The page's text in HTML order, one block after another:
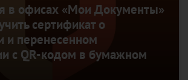
в офисах «Мои Документы»
сертификат о
и перенесенном
с QR-кодом в бумажном